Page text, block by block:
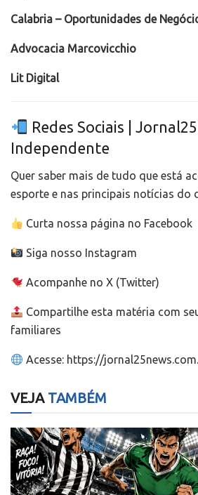
Calabria – Oportunidades de
Advocacia Marcovicchio
Lit Digital
Redes Sociais |
Independente
Quer saber mais de tudo que está
esporte e nas principais notícias do
Curta nossa página no Facebook
Siga nosso Instagram
Acompanhe no X (Twitter)
Compartilhe esta matéria com
familiares
Acesse: https://
VEJATAMBÉM